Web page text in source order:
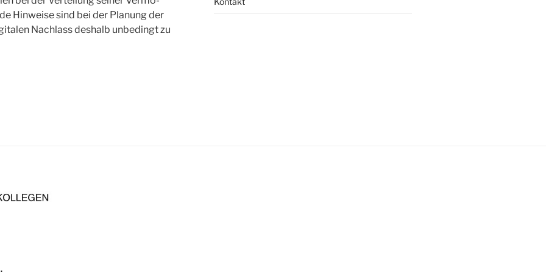
Hin­wei­se sind bei der Pla­nung der
Nach­lass des­halb unbe­dingt zu